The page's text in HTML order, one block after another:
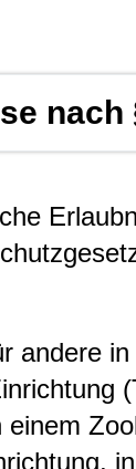
nach
andere
einem